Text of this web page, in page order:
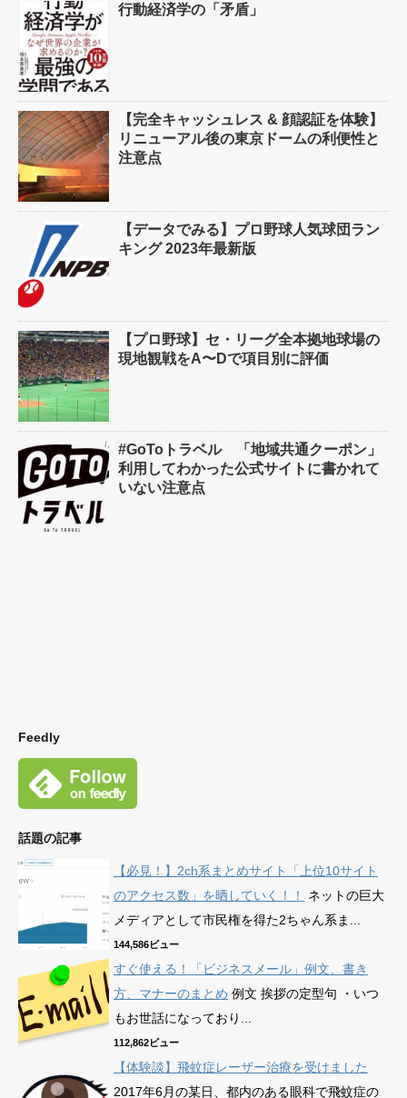
行動経済学の「矛盾」
【完全キャッシュレス & 顔認証を体験】
リニューアル後の東京ドームの利便性と
注意点
【データでみる】プロ野球人気球団ラン
キング 2023年最新版
【プロ野球】セ・リーグ全本拠地球場の
現地観戦をA〜Dで項目別に評価
#GoToトラベル 「地域共通クーポン」
利用してわかった公式サイトに書かれて
いない注意点
Feedly
話題の記事
【必見！】2ch系まとめサイト「上位10サイト
のアクセス数」を晒していく！！
ネットの巨大
メディアとして市民権を得た2ちゃん系ま...
144,586ビュー
すぐ使える！「ビジネスメール」例文、書き
方、マナーのまとめ 例文 挨拶の定型句 ・いつ
もお世話になっており...
112,862ビュー
【体験談】飛蚊症レーザー治療を受けました
2017年6月の某日、都内のある眼科で飛蚊症の